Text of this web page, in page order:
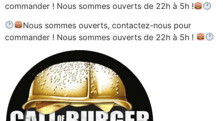
commander ! Nous sommes ouverts de 22h à 5h !
Nous sommes ouverts, contactez-nous pour
commander ! Nous sommes ouverts de 22h à 5h !